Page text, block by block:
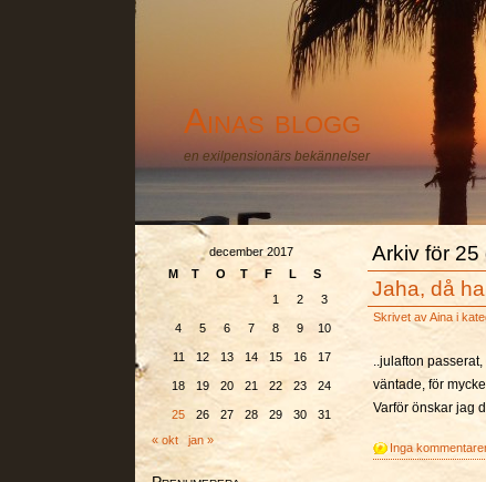
Ainas blogg
en exilpensionärs bekännelser
december 2017
M
T O T F L
S
1
2 3
4 5 6 7 8 9 10
11 12 13 14 15 16 17
18 19 20 21 22 23 24
25 26 27 28 29 30
31
« okt
jan »
Arkiv för
Jaha, då
Skrivet avAina i
..julafton
väntade, för
Varför önskar jag
Inga